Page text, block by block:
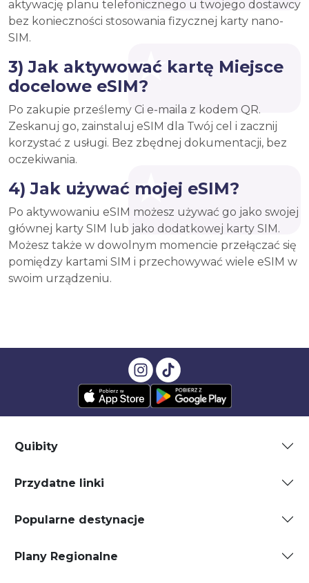
aktywację planu telefonicznego u twojego dostawcy
bez konieczności stosowania fizycznej karty nano-
SIM.
3) Jak aktywować kartę Miejsce
docelowe eSIM?
Po zakupie prześlemy Ci e-maila z kodem QR.
Zeskanuj go, zainstaluj eSIM dla Twój cel i zacznij
korzystać z usługi. Bez zbędnej dokumentacji, bez
oczekiwania.
4) Jak używać mojej eSIM?
Po aktywowaniu eSIM możesz używać go jako swojej
głównej karty SIM lub jako dodatkowej karty SIM.
Możesz także w dowolnym momencie przełączać się
pomiędzy kartami SIM i przechowywać wiele eSIM w
swoim urządzeniu.
Quibity
Przydatne linki
Popularne destynacje
Plany Regionalne